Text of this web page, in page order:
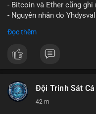
- Bitcoin và Ether cũng
- Nguyên nhân do
hè, đẩy việc thảo luận sang
XRP và Ripple, ảnh hưởng
#ripple
Đọc thêm
Đội Trinh Sát Cá
42 m